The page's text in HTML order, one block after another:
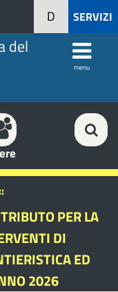
SERVIZI
D
del
menu
PER LA
DI
ED
2026